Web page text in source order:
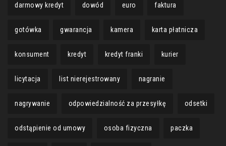
darmowy kredyt dowód euro faktura
gotówka gwarancja kamera karta płatnicza
konsument kredyt kredyt franki kurier
licytacja list nierejestrowany nagranie
nagrywanie odpowiedzialność za przesyłkę odsetki
odstąpienie od umowy osoba fizyczna paczka